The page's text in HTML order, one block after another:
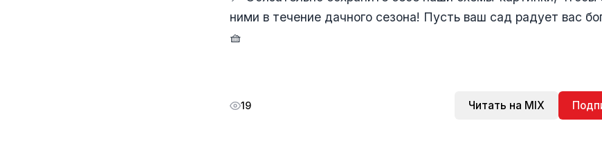
ними в течение дачного сезона! Пусть ваш сад радует вас
🧺
19 Читать на MIX